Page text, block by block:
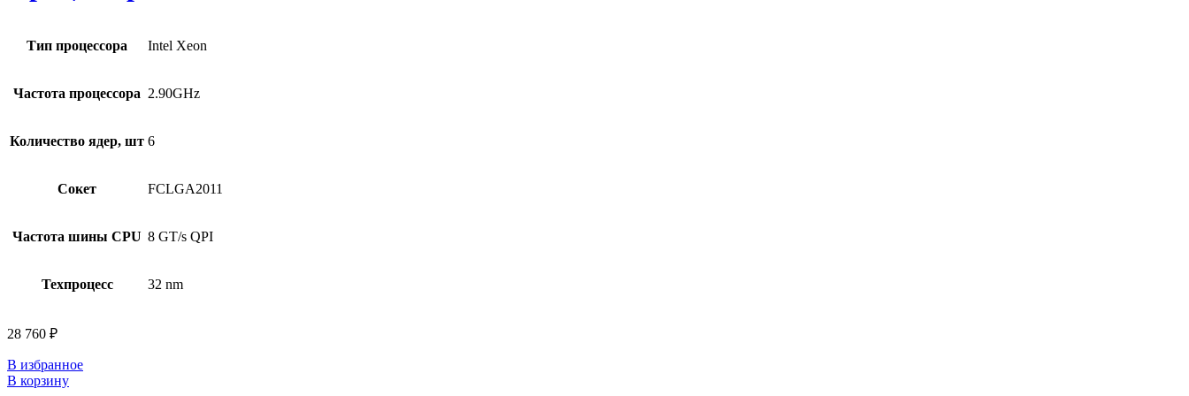
Тип процессора Intel Xeon
Частота процессора 2.90GHz
Количество ядер, шт 6
Сокет FCLGA2011
Частота шины CPU 8 GT/s QPI
Техпроцесс 32 nm
28 760 ₽
В избранное
В корзину